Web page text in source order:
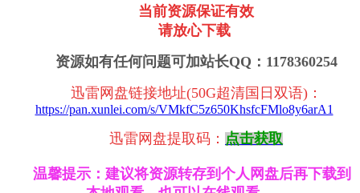
当前资源保证有效
请放心下载
资源如有任何问题可加站长QQ：1178360254
迅雷网盘链接地址(50G超清国日双语)：
https://pan.xunlei.com/s/VMkfC5z650KhsfcFMlo8y6arA1
迅雷 网盘提取码： 点击获取
温馨提示：建议将资源转存到个人网盘后再下载到